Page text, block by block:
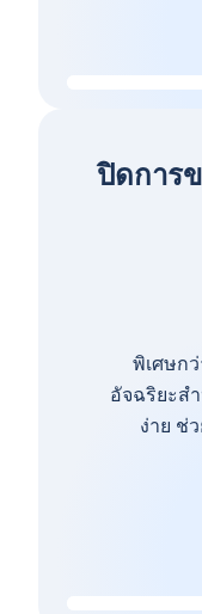
ปิดการ
พิเศษก
อัจฉริยะส
ง่าย ช่